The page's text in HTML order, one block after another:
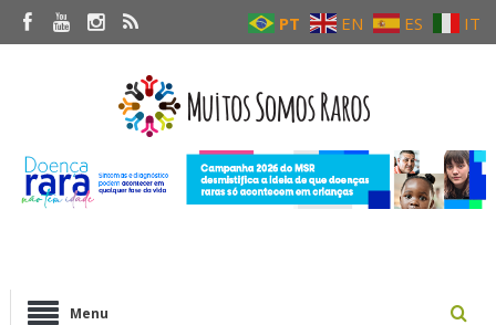
PT EN ES IT
Menu